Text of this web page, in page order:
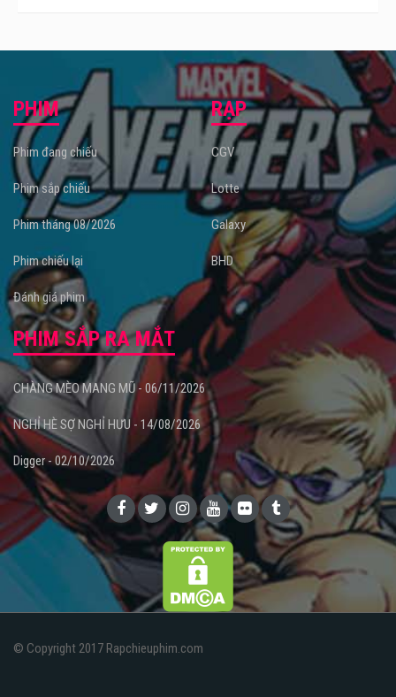
PHIM
Phim đang chiếu
Phim sắp chiếu
Phim tháng 08/2026
Phim chiếu lại
Đánh giá phim
RẠP
CGV
Lotte
Galaxy
BHD
PHIM SẮP RA MẮT
CHÀNG MÈO MANG MŨ - 06/11/2026
NGHỈ HÈ SỢ NGHỈ HƯU - 14/08/2026
Digger - 02/10/2026
© Copyright 2017 Rapchieuphim.com